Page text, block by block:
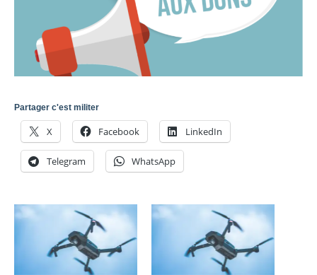
Partager c'est militer
X Facebook LinkedIn
Telegram WhatsApp